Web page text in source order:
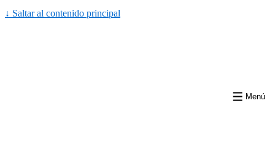
↓ Saltar al contenido principal
Menú